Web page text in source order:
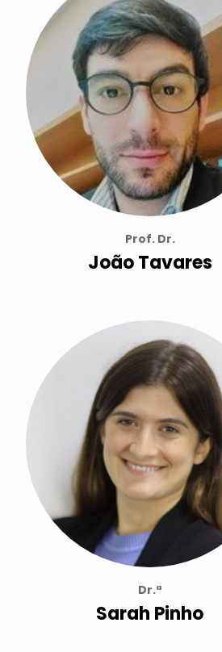
Prof. Dr.
João Tavares
Dr.ª
Sarah Pinho